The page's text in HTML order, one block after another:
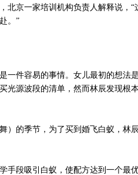
京一家培训机构负责人解释说，“
。”
件容易的事情。女儿最初的想法
光源波段的清单，然而林辰发现根
的季节，为了买到婚飞白蚁，林
段吸引白蚁，使配方达到一个最